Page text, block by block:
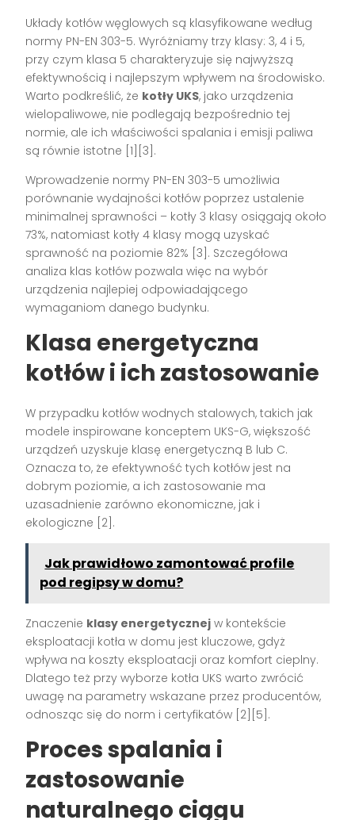
Układy kotłów węglowych są klasyfikowane według
normy PN-EN 303-5. Wyróżniamy trzy klasy: 3, 4 i 5,
przy czym klasa 5 charakteryzuje się najwyższą
efektywnością i najlepszym wpływem na środowisko.
Warto podkreślić, że kotły UKS, jako urządzenia
wielopaliwowe, nie podlegają bezpośrednio tej
normie, ale ich właściwości spalania i emisji paliwa
są równie istotne [1][3].
Wprowadzenie normy PN-EN 303-5 umożliwia
porównanie wydajności kotłów poprzez ustalenie
minimalnej sprawności – kotły 3 klasy osiągają około
73%, natomiast kotły 4 klasy mogą uzyskać
sprawność na poziomie 82% [3]. Szczegółowa
analiza klas kotłów pozwala więc na wybór
urządzenia najlepiej odpowiadającego
wymaganiom danego budynku.
Klasa energetyczna
kotłów i ich zastosowanie
W przypadku kotłów wodnych stalowych, takich jak
modele inspirowane konceptem UKS-G, większość
urządzeń uzyskuje klasę energetyczną B lub C.
Oznacza to, że efektywność tych kotłów jest na
dobrym poziomie, a ich zastosowanie ma
uzasadnienie zarówno ekonomiczne, jak i
ekologiczne [2].
Jak prawidłowo zamontować profile
pod regipsy w domu?
Znaczenie klasy energetycznej w kontekście
eksploatacji kotła w domu jest kluczowe, gdyż
wpływa na koszty eksploatacji oraz komfort cieplny.
Dlatego też przy wyborze kotła UKS warto zwrócić
uwagę na parametry wskazane przez producentów,
odnosząc się do norm i certyfikatów [2][5].
Proces spalania i
zastosowanie
naturalnego ciągu